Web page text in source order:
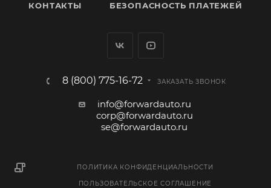
КОНТАКТЫ БЕЗОПАСНОСТЬ ПЛАТЕЖЕЙ
8 (800) 775-16-72 ЗАКАЗАТЬ ЗВОНОК
info@forwardauto.ru
corp@forwardauto.ru
se@forwardauto.ru
ПОЛИТИКА КОНФИДЕНЦИАЛЬНОСТИ
ПОЛЬЗОВАТЕЛЬСКОЕ СОГЛАШЕНИЕ